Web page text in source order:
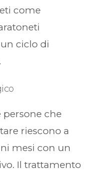
come
ciclo di
che
riescono a
mesi con un
Il trattamento